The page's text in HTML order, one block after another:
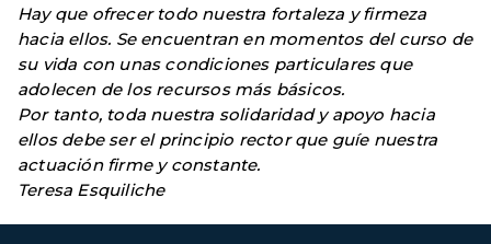
Hay que ofrecer todo nuestra fortaleza y firmeza
hacia ellos. Se encuentran en momentos del curso de
su vida con unas condiciones particulares que
adolecen de los recursos más básicos.
Por tanto, toda nuestra solidaridad y apoyo hacia
ellos debe ser el principio rector que guíe nuestra
actuación firme y constante.
Teresa Esquiliche